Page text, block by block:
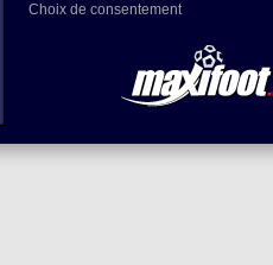
Choix de consentement